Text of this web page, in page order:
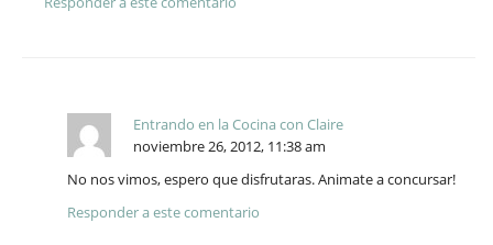
Entrando en la Cocina con Claire
noviembre 26, 2012, 11:38 am
No nos vimos, espero que disfrutaras. Animate a concursar!
Responder a este comentario